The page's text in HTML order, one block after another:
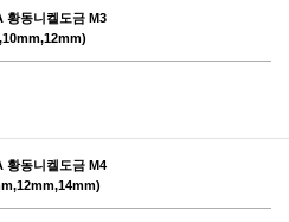
황동니켈도금 M3
황동니켈도금 M4